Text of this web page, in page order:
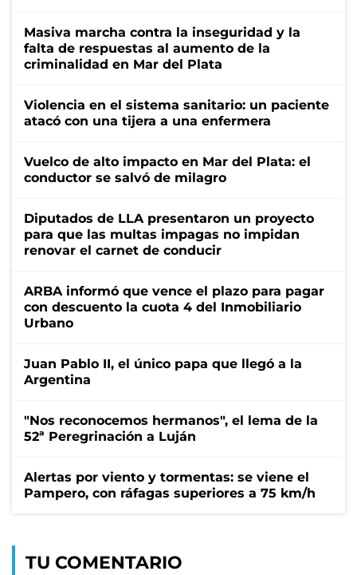
Masiva marcha contra la inseguridad y la
falta de respuestas al aumento de la
criminalidad en Mar del Plata
Violencia en el sistema sanitario: un paciente
atacó con una tijera a una enfermera
Vuelco de alto impacto en Mar del Plata: el
conductor se salvó de milagro
Diputados de LLA presentaron un proyecto
para que las multas impagas no impidan
renovar el carnet de conducir
ARBA informó que vence el plazo para pagar
con descuento la cuota 4 del Inmobiliario
Urbano
Juan Pablo II, el único papa que llegó a la
Argentina
"Nos reconocemos hermanos", el lema de la
52ª Peregrinación a Luján
Alertas por viento y tormentas: se viene el
Pampero, con ráfagas superiores a 75 km/h
TU COMENTARIO